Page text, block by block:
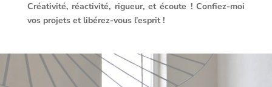
Créativité, réactivité, rigueur, et écoute ! Confiez-moi
vos projets et libérez-vous l’esprit !